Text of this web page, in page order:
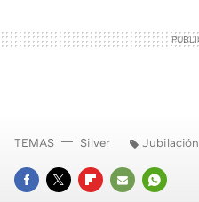
TEMAS Silver